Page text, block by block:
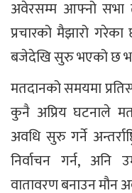
अवेरसम्म आफ्नो सभा
प्रचारको मैझारो
बजेदेखि सुरु भएको छ
मतदानको समयमा
कुनै अप्रिय घटनाले
अवधि सुरु गर्ने
निर्वाचन गर्न, अनि
वातावरण बनाउन मौन